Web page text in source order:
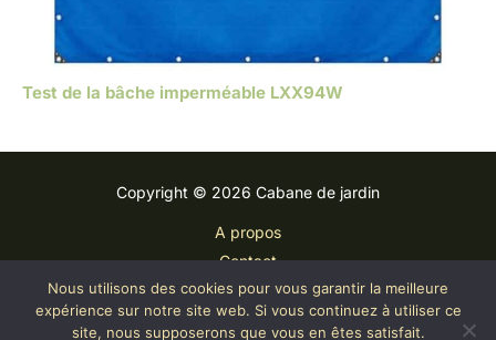
Test de la bâche imperméable LXX94W
Copyright © 2026 Cabane de jardin
A propos
Contact
Plan du site
Mentions légales
Nous utilisons des cookies pour vous garantir la meilleure
expérience sur notre site web. Si vous continuez à utiliser ce
site, nous supposerons que vous en êtes satisfait.